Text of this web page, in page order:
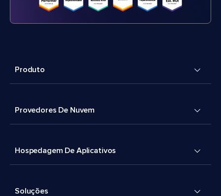
Produto
Provedores De Nuvem
Hospedagem De Aplicativos
Soluções